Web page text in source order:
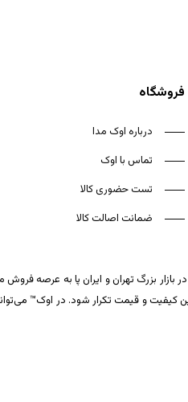
فروشگاه
درباره اوک مدا
تماس با اوک
تست حضوری کالا
ضمانت اصالت کالا
بزرگ تهران و ایران پا به عرصه
و قیمت تکرار شود. در اوک™